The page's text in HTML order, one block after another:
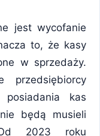
jest wycofanie
to, że kasy
w sprzedaży.
kas
będą musieli
2023 roku